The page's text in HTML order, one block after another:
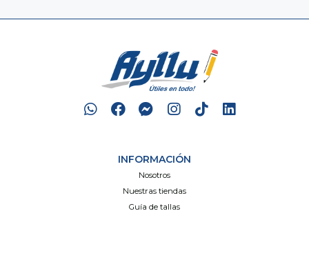
INFORMACIÓN
Nosotros
Nuestras tiendas
Guía de tallas